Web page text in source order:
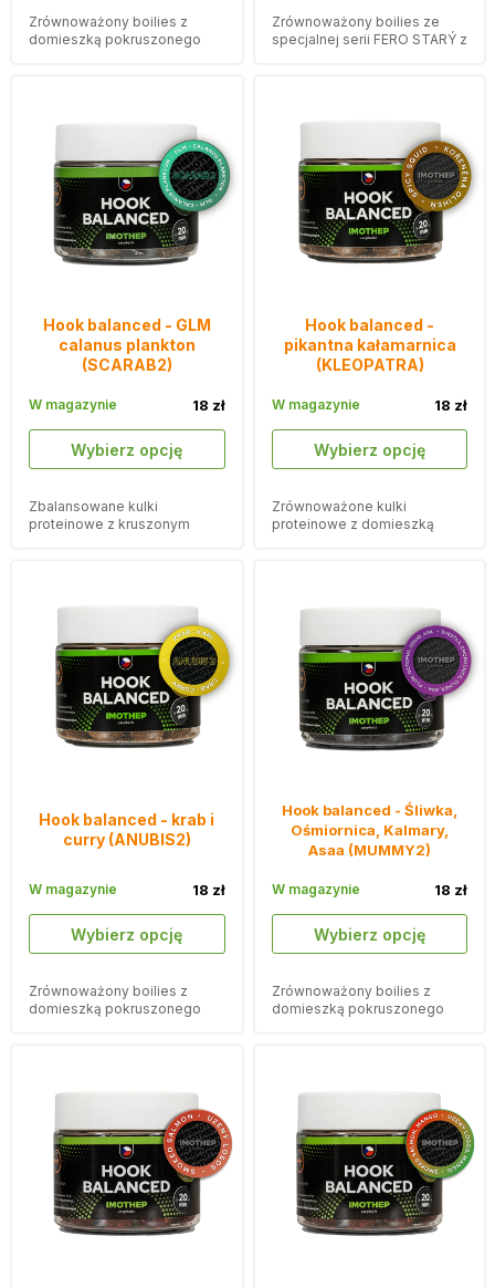
Zrównoważony boilies z
domieszką pokruszonego
Zrównoważony boilies ze
specjalnej serii FERO STARÝ z
Hook balanced - GLM
calanus plankton
(SCARAB2)
Wybierz opcję
18 zł
W magazynie
Zbalansowane kulki
proteinowe z kruszonym
Hook balanced -
pikantna kałamarnica
(KLEOPATRA)
Wybierz opcję
18 zł
W magazynie
Zrównoważone kulki
proteinowe z domieszką
Hook balanced - krab i
curry (ANUBIS2)
Wybierz opcję
18 zł
W magazynie
Zrównoważony boilies z
domieszką pokruszonego
Hook balanced - Śliwka,
Ośmiornica, Kalmary,
Asaa (MUMMY2)
Wybierz opcję
18 zł
W magazynie
Zrównoważony boilies z
domieszką pokruszonego